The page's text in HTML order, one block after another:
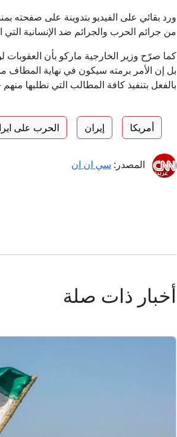
ورد بقائي على الفيديو بتدوينة على صفحته
من جرائم الحرب والجرائم ضد الإنسانية التي
كما صرّح وزير الخارجية ماركو بأن العقوبات
بل إن الأمر برمته سيكون في نهاية
بالفعل بتنفيذ كافة المطالب التي نطلبها
أمريكا إيران الحرب على
المصدر: سي ان ان
أخبار ذات صلة